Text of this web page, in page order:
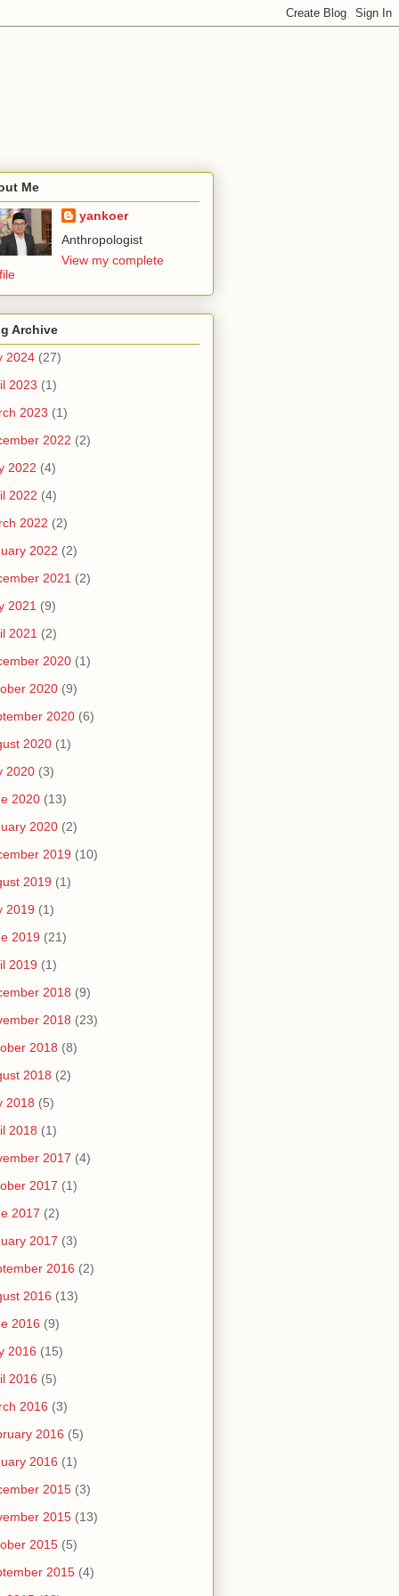
Me
yankoer
Anthropologist
View my complete
Archive
2024 (27)
2023 (1)
2023 (1)
2022 (2)
2022 (4)
2022 (4)
2022 (2)
2022 (2)
2021 (2)
2021 (9)
2021 (2)
2020 (1)
2020 (9)
2020 (6)
2020 (1)
2020 (3)
2020 (13)
2020 (2)
2019 (10)
2019 (1)
2019 (1)
2019 (21)
2019 (1)
2018 (9)
2018 (23)
2018 (8)
2018 (2)
2018 (5)
2018 (1)
2017 (4)
2017 (1)
2017 (2)
2017 (3)
2016 (2)
2016 (13)
2016 (9)
2016 (15)
2016 (5)
2016 (3)
2016 (5)
2016 (1)
2015 (3)
2015 (13)
2015 (5)
2015 (4)